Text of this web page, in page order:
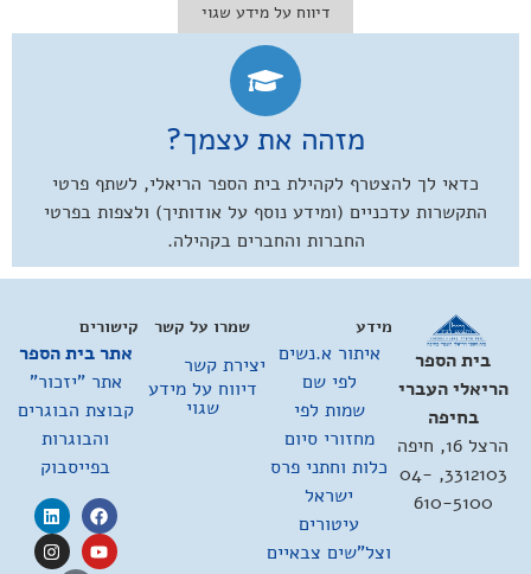
דיווח על מידע שגוי
מזהה את עצמך?
כדאי לך להצטרף לקהילת בית הספר הריאלי, לשתף פרטי
התקשרות עדכניים (ומידע נוסף על אודותיך) ולצפות בפרטי
החברות והחברים בקהילה.
בית הספר
הריאלי העברי
בחיפה
הרצל 16, חיפה
3312103, 04-
610-5100
מידע
איתור א.נשים
לפי שם
שמות לפי
מחזורי סיום
כלות וחתני פרס
ישראל
עיטורים
וצל"שים צבאיים
קישורים
אתר בית הספר
אתר "יזכור"
קבוצת הבוגרים
והבוגרות
בפייסבוק
שמרו על קשר
יצירת קשר
דיווח על מידע
שגוי